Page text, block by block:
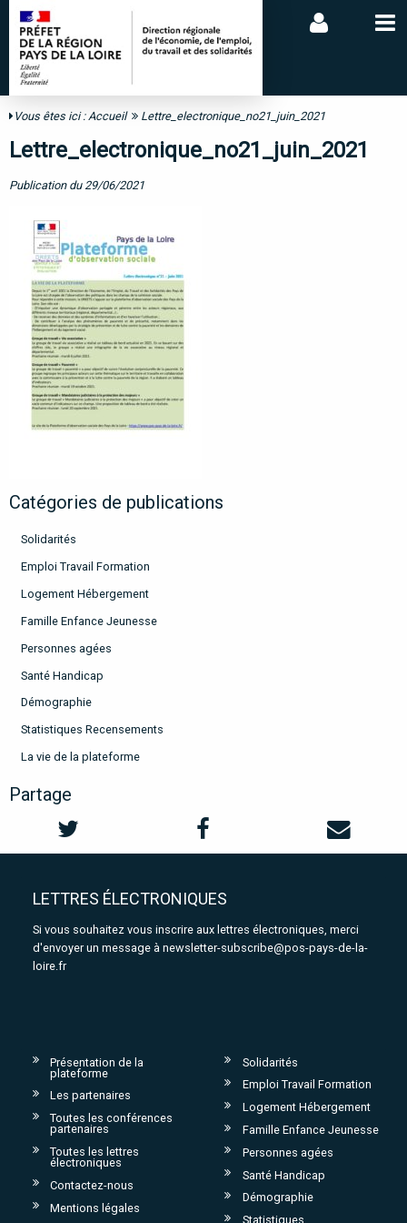
Vous êtes ici :Accueil Lettre_electronique_no21_juin_2021
Lettre_electronique_no21_juin_2021
Publication du 29/06/2021
Catégories de publications
Solidarités
Emploi Travail Formation
Logement Hébergement
Famille Enfance Jeunesse
Personnes agées
Santé Handicap
Démographie
Statistiques Recensements
La vie de la plateforme
Partage
LETTRES ÉLECTRONIQUES
Si vous souhaitez vous inscrire aux lettres électroniques, merci
d'envoyer un message à newsletter-subscribe@pos-pays-de-la-
loire.fr
Présentation de la
plateforme
Les partenaires
Toutes les conférences
partenaires
Toutes les lettres
électroniques
Contactez-nous
Mentions légales
Solidarités
Emploi Travail Formation
Logement Hébergement
Famille Enfance Jeunesse
Personnes agées
Santé Handicap
Démographie
Statistiques